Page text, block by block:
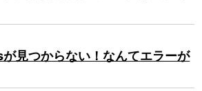
見つからない！なんてエラーが